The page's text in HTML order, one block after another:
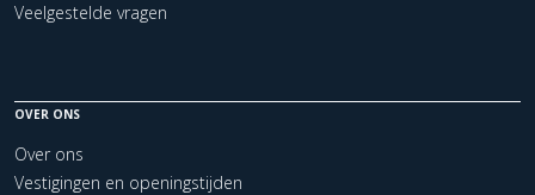
Veelgestelde vragen
OVER ONS
Over ons
Vestigingen en openingstijden